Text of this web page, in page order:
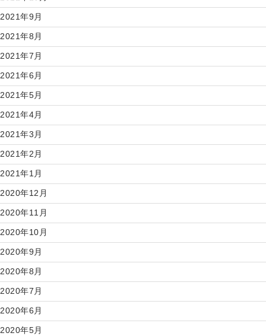
2021年9月
2021年8月
2021年7月
2021年6月
2021年5月
2021年4月
2021年3月
2021年2月
2021年1月
2020年12月
2020年11月
2020年10月
2020年9月
2020年8月
2020年7月
2020年6月
2020年5月